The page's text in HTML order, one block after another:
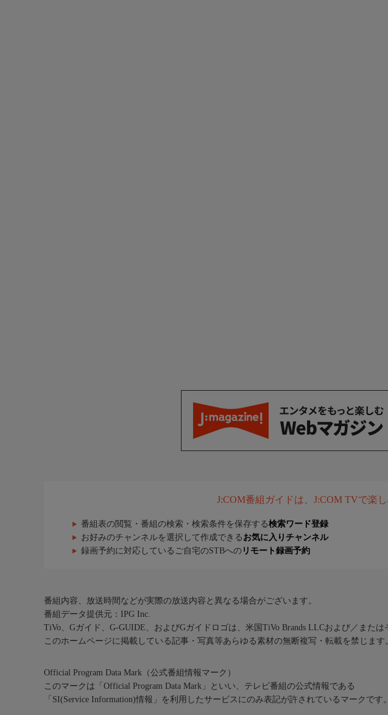
J:COM番組ガイドは、J:COM TVで楽
番組表の閲覧・番組の検索・検索条件を保存する検索ワード登録
お好みのチャンネルを選択して作成できる お気に入りチャンネル
録画予約に対応しているご自宅のSTBへの リモート録画予約
番組内容、放送時間などが実際の放送内容と異なる場合がございます。
番組データ提供元：IPG Inc.
TiVo、Gガイド、G-GUIDE、およびGガイドロゴは、米国TiVo Brands LLCおよび／また
このホームページに掲載している記事・写真等あらゆる素材の無断複写・転載を禁じます
Official Program Data Mark（公式番組情報マーク）
このマークは「Official Program Data Mark」といい、テレビ番組の公式情報である
「SI(Service Information)情報」を利用したサービスにのみ表記が許されているマークです。